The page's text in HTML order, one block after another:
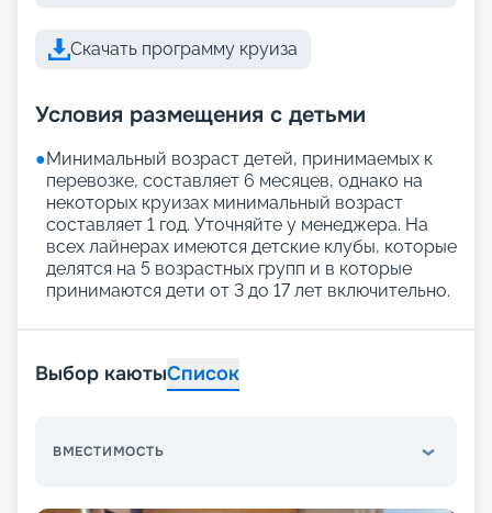
Скачать программу круиза
Условия размещения с детьми
●Минимальный возраст детей, принимаемых к
перевозке, составляет 6 месяцев, однако на
некоторых круизах минимальный возраст
составляет 1 год. Уточняйте у менеджера. На
всех лайнерах имеются детские клубы, которые
делятся на 5 возрастных групп и в которые
принимаются дети от 3 до 17 лет включительно.
Выбор каютыСписок
ВМЕСТИМОСТЬ